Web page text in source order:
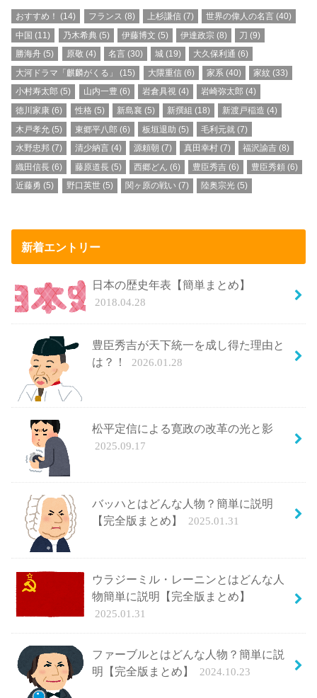
おすすめ！ (14) フランス (8) 上杉謙信(7) 世界の偉人の名言 (40)
中国 (11) 乃木希典(5) 伊藤博文 (5) 伊達政宗 (8) 刀 (9)
勝海舟 (5) 原敬 (4) 名言(30) 城 (19) 大久保利通 (6)
大河ドラマ「麒麟がくる」
(15) 大隈重信(6) 家系(40) 家紋 (33)
小村寿太郎 (5) 山内一豊 (6) 岩倉具視(4) 岩崎弥太郎 (4)
徳川家康 (6) 性格 (5) 新島襄 (5) 新撰組 (18) 新渡戸稲造 (4)
木戸孝允 (5) 東郷平八郎 (6) 板垣退助 (5) 毛利元就 (7)
水野忠邦 (7) 清少納言(4) 源頼朝 (7) 真田幸村 (7) 福沢諭吉 (8)
織田信長 (6) 藤原道長(5) 西郷どん (6) 豊臣秀吉 (6) 豊臣秀頼 (6)
近藤勇 (5) 野口英世(5) 関ヶ原の戦い(7) 陸奥宗光 (5)
新着エントリー
日本の歴史年表【簡単まとめ】
2018.04.28
豊臣秀吉が天下統一を成し得た理由と
は？！
2026.01.28
松平定信による寛政の改革の光と影
2025.09.17
バッハとはどんな人物？簡単に説明
【完全版まとめ】
2025.01.31
ウラジーミル・レーニンとはどんな人
物簡単に説明【完全版まとめ】
2025.01.31
ファーブルとはどんな人物？簡単に説
明【完全版まとめ】
2024.10.23